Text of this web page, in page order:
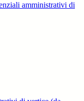
amministrativi di